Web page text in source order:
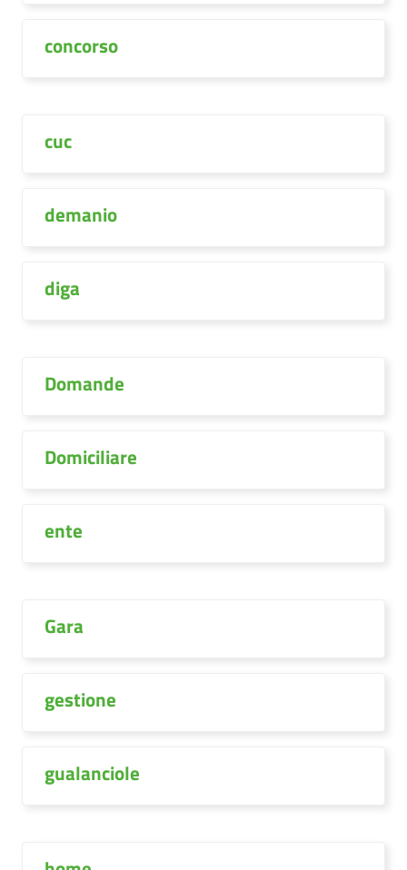
concorso
cuc
demanio
diga
Domande
Domiciliare
ente
Gara
gestione
gualanciole